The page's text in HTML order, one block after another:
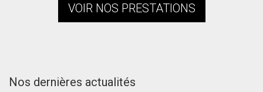
VOIR NOS PRESTATIONS
Nos dernières actualités